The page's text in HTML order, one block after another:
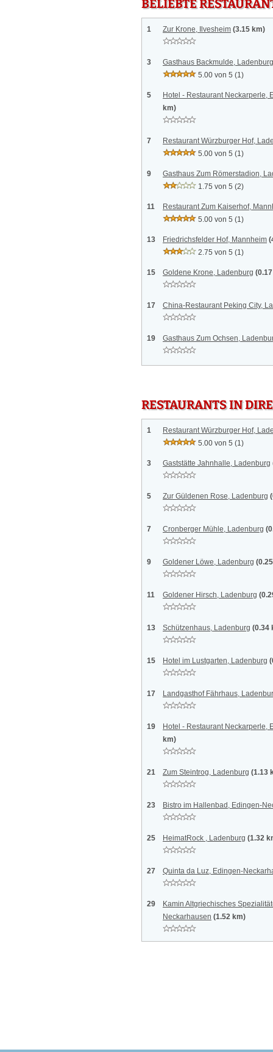
BELIEBTE
1 Zur Krone, Ilvesheim (3.15 km)
3
Gasthaus Backmulde, Ladenburg
5.00 von 5 (1)
5
Hotel - Restaurant Neckarperle,
km)
7
Restaurant Würzburger Hof,
5.00 von 5 (1)
9
Gasthaus Zum Römerstadion,
1.75 von 5 (2)
11
Restaurant Zum Kaiserhof,
5.00 von 5 (1)
13 Friedrichsfelder Hof, Mannheim
2.75 von 5 (1)
15 Goldene Krone, Ladenburg
17 China-Restaurant Peking City,
19 Gasthaus Zum Ochsen,
RESTAURANTS IN
1
Restaurant Würzburger Hof,
5.00 von 5 (1)
3 Gaststätte Jahnhalle, Ladenburg
5 Zur Güldenen Rose, Ladenburg
7 Cronberger Mühle, Ladenburg
9 Goldener Löwe, Ladenburg
11 Goldener Hirsch, Ladenburg
13 Schützenhaus, Ladenburg (0.34
15 Hotel im Lustgarten, Ladenburg
17 Landgasthof Fährhaus,
19
Hotel - Restaurant Neckarperle,
km)
21 Zum Steintrog, Ladenburg (1.13
23 Bistro im Hallenbad, Edingen-
25 HeimatRock , Ladenburg (1.32
27 Quinta da Luz, Edingen-
29
Kamin Altgriechisches
Neckarhausen (1.52 km)